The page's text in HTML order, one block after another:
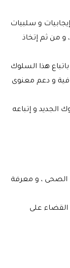
و سلبيات
و من ثم إتخاذ
هذا السلوك
و دعم معنوى
الجديد و إتباعه
الصحى ، و معرفة
القضاء على